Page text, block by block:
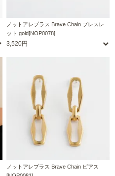
ノットアレプラス Brave Chain ブレスレ
ット gold[NOP0078]
3,520円
ノットアレプラス Brave Chain ピアス